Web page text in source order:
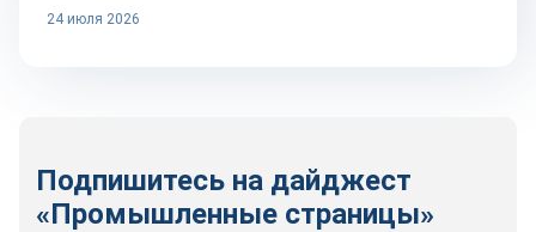
24 июля 2026
Подпишитесь на дайджест
«Промышленные страницы»